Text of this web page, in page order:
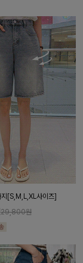
[S,M,L,XL사이즈]
29,800원